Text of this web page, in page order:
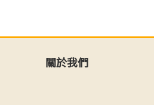
關於我們